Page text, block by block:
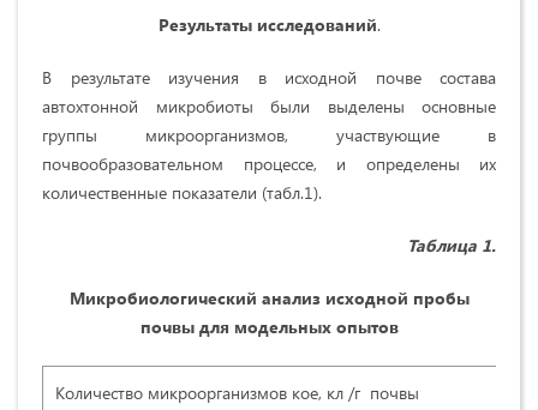
Результаты исследований.
В результате изучения в исходной почве состава
автохтонной микробиоты были выделены основные
группы микроорганизмов, участвующие в
почвообразовательном процессе, и определены их
количественные показатели (табл.1).
Таблица 1.
Микробиологический анализ исходной пробы
почвы для модельных опытов
Количество микроорганизмов кое, кл /г почвы